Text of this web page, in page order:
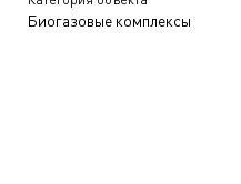
Биогазовые комплексы